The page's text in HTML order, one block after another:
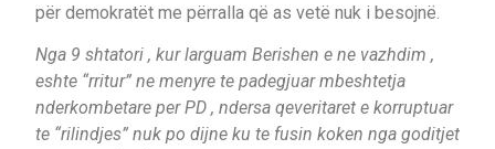
për demokratët me përralla që as vetë nuk i besojnë.
Nga 9 shtatori , kur larguam Berishen e ne vazhdim ,
eshte “rritur” ne menyre te padegjuar mbeshtetja
nderkombetare per PD , ndersa qeveritaret e korruptuar
te “rilindjes” nuk po dijne ku te fusin koken nga goditjet